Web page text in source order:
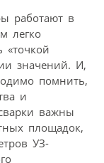
работают в
легко
«точкой
значений. И,
помнить,
и
важны
площадок,
УЗ-